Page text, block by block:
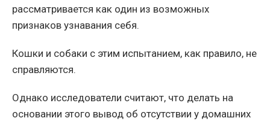
рассматривается как один из возможных
признаков узнавания себя.
Кошки и собаки с этим испытанием, как правило, не
справляются.
Однако исследователи считают, что делать на
основании этого вывод об отсутствии у домашних